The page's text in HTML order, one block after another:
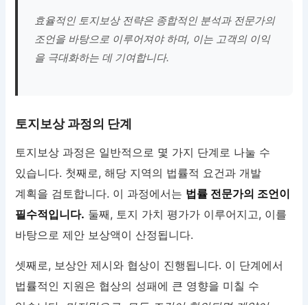
효율적인 토지보상 전략은 종합적인 분석과 전문가의
조언을 바탕으로 이루어져야 하며, 이는 고객의 이익
을 극대화하는 데 기여합니다.
토지보상 과정의 단계
토지보상 과정은 일반적으로 몇 가지 단계로 나눌 수
있습니다. 첫째로, 해당 지역의 법률적 요건과 개발
계획을 검토합니다. 이 과정에서는 법률 전문가의 조언이
필수적입니다. 둘째, 토지 가치 평가가 이루어지고, 이를
바탕으로 제안 보상액이 산정됩니다.
셋째로, 보상안 제시와 협상이 진행됩니다. 이 단계에서
법률적인 지원은 협상의 성패에 큰 영향을 미칠 수